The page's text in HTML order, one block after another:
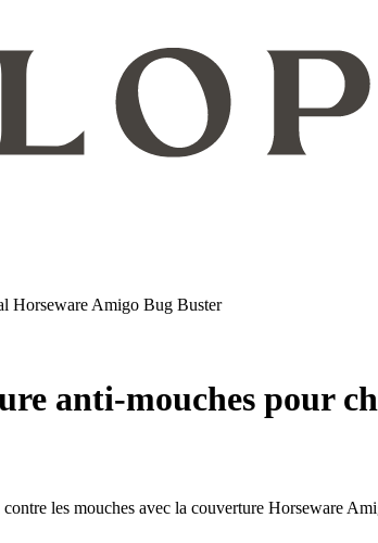
Horseware Amigo Bug Buster
anti-mouches pour
les mouches avec la couverture Horseware